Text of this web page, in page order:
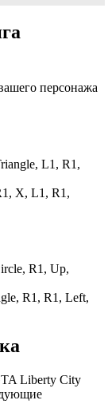
персонажа
L1, R1,
X, L1, R1,
R1, Up,
R1, R1, Left,
Liberty City